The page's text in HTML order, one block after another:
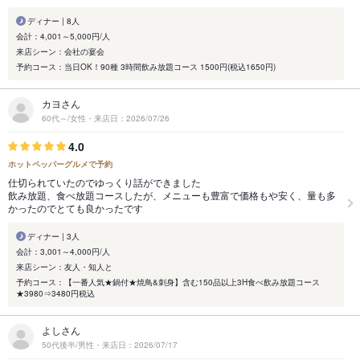
ディナー | 8人
会計：4,001～5,000円/人
来店シーン：会社の宴会
予約コース：当日OK！90種 3時間飲み放題コース 1500円(税込1650円)
カヨさん
60代～/女性・来店日：2026/07/26
4.0
ホットペッパーグルメで予約
仕切られていたのでゆっくり話ができました
飲み放題、食べ放題コースしたが、メニューも豊富で価格もや安く、量も多
かったのでとても良かったです
ディナー | 3人
会計：3,001～4,000円/人
来店シーン：友人・知人と
予約コース：【一番人気★鍋付★焼鳥&刺身】含む150品以上3H食べ飲み放題コース
★3980⇒3480円税込
よしさん
50代後半/男性・来店日：2026/07/17